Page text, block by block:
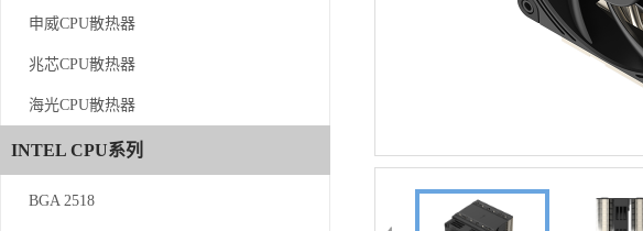
申威CPU散热器
兆芯CPU散热器
海光CPU散热器
INTEL CPU系列
BGA 2518
申威CPU散热器
兆芯CPU散热器
海光CPU散热器
INTEL CPU系列
BGA 2518